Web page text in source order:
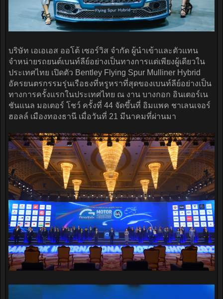
บริษัท เอเอเอส ออโต้ เซอร์วิส จำกัด ผู้นำเข้าและตัวแทน
จำหน่ายรถยนต์เบนท์ลีย์อย่างเป็นทางการแต่เพียงผู้เดียวใน
ประเทศไทย เปิดตัว Bentley Flying Spur Mulliner Hybrid
อัครยนตรกรรมรุ่นเรือธงที่หรูหราที่สุดของเบนท์ลีย์อย่างเป็น
ทางการครั้งแรกในประเทศไทย ณ งาน บางกอก อินเตอร์เน
ชันแนล มอเตอร์ โชว์ ครั้งที่ 44 จัดขึ้นที่ อิมแพค ชาเลนเจอร์
ฮอลล์ เมืองทองธานี เมื่อวันที่ 21 มีนาคมที่ผ่านมา